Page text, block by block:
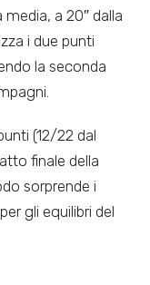
a 20″ dalla
i due punti
la seconda
(12/22 dal
finale della
sorprende i
gli equilibri del